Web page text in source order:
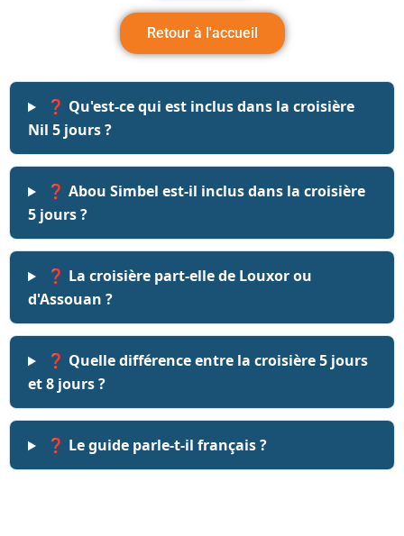
Retour à l'accueil
❓ Qu'est-ce qui est inclus dans la croisière
Nil 5 jours ?
❓ Abou Simbel est-il inclus dans la croisière
5 jours ?
❓ La croisière part-elle de Louxor ou
d'Assouan ?
❓ Quelle différence entre la croisière 5 jours
et 8 jours ?
❓ Le guide parle-t-il français ?